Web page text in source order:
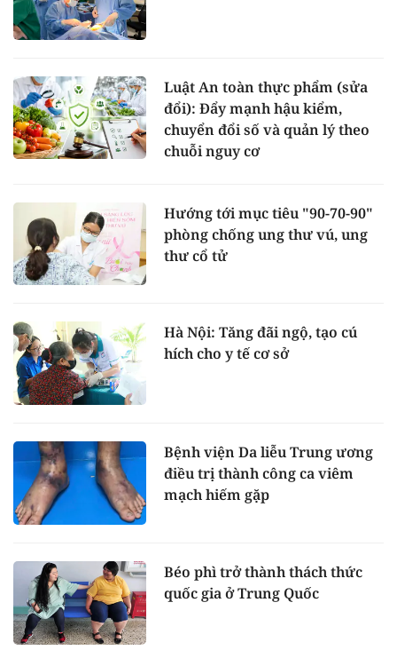
Luật An toàn thực phẩm (sửa
đổi): Đẩy mạnh hậu kiểm,
chuyển đổi số và quản lý theo
chuỗi nguy cơ
Hướng tới mục tiêu "90-70-90"
phòng chống ung thư vú, ung
thư cổ tử
Hà Nội: Tăng đãi ngộ, tạo cú
hích cho y tế cơ sở
Bệnh viện Da liễu Trung ương
điều trị thành công ca viêm
mạch hiếm gặp
Béo phì trở thành thách thức
quốc gia ở Trung Quốc